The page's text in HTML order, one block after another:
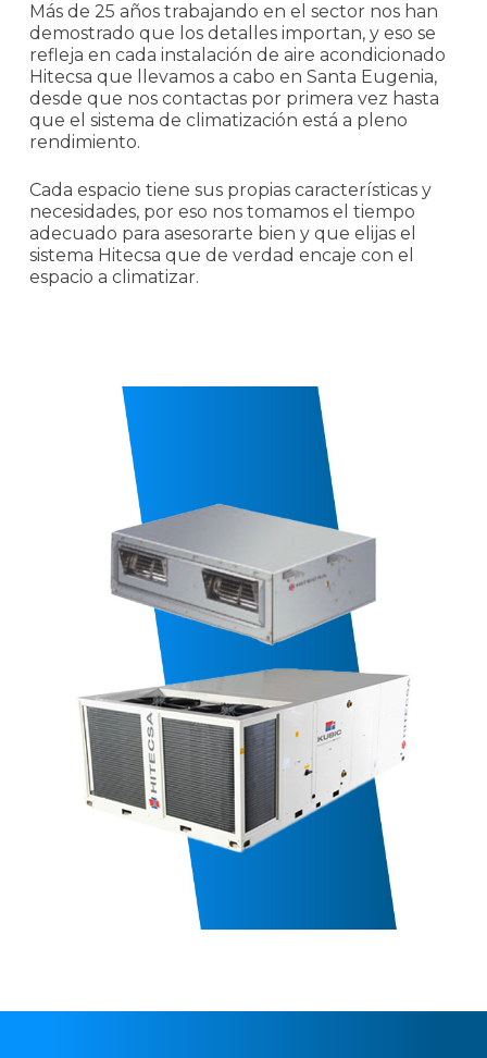
Más de 25 años trabajando en el sector nos han
demostrado que los detalles importan, y eso se
refleja en cada instalación de aire acondicionado
Hitecsa que llevamos a cabo en Santa Eugenia,
desde que nos contactas por primera vez hasta
que el sistema de climatización está a pleno
rendimiento.
Cada espacio tiene sus propias características y
necesidades, por eso nos tomamos el tiempo
adecuado para asesorarte bien y que elijas el
sistema Hitecsa que de verdad encaje con el
espacio a climatizar.